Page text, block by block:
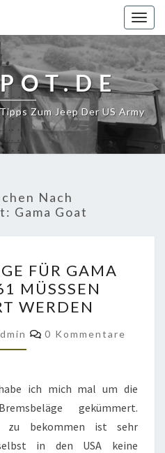
Zum Jeep Der US Army
Nach
Gama Goat
FÜR
GAMA
GOAT
M561
MÜSSSEN
WERDEN
FÜR GAMA
MÜSSSEN
WERDEN
Kommentare
0 Kommentare
ich mich mal um die
gekümmert.
zu bekommen ist sehr
in den USA keine